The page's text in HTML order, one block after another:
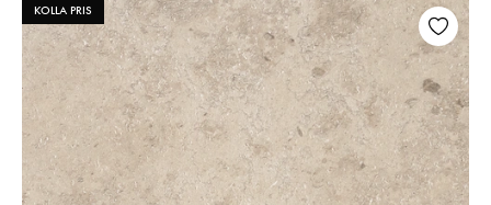
KOLLA PRIS